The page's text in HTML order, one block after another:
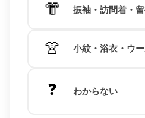
👘 振袖・訪問着・
👚 小紋・浴衣・ウ
❓ わからない